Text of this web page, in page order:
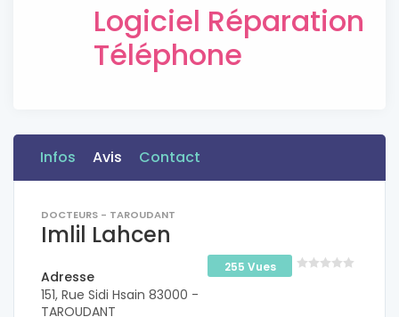
Logiciel Réparation
Téléphone
Infos Avis Contact
DOCTEURS - TAROUDANT
Imlil Lahcen
255 Vues
Adresse
151, Rue Sidi Hsain 83000 -
TAROUDANT